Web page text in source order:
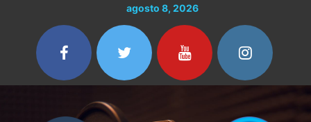
contenido
agosto 8, 2026